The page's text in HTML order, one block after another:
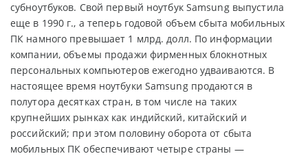
субноутбуков. Свой первый ноутбук Samsung выпустила
еще в 1990 г., а теперь годовой объем сбыта мобильных
ПК намного превышает 1 млрд. долл. По информации
компании, объемы продажи фирменных блокнотных
персональных компьютеров ежегодно удваиваются. В
настоящее время ноутбуки Samsung продаются в
полутора десятках стран, в том числе на таких
крупнейших рынках как индийский, китайский и
российский; при этом половину оборота от сбыта
мобильных ПК обеспечивают четыре страны —